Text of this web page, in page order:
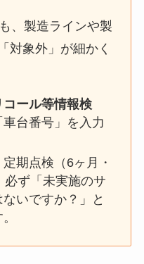
、製造ラインや製
対象外」が細かく
コール等情報検
車台番号」を入力
定期点検（6ヶ月・
必ず「未実施のサ
いですか？」と